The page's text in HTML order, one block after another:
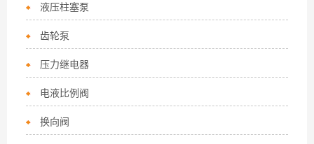
液压柱塞泵
齿轮泵
压力继电器
电液比例阀
换向阀